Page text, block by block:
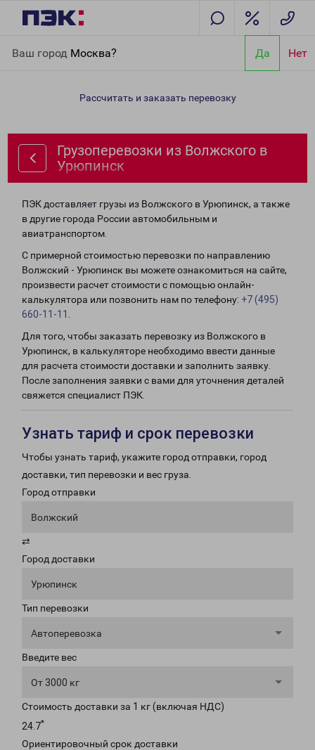
Ваш город Москва? Да Нет
Урюпинск
Рассчитать и заказать перевозку
Грузоперевозки из Волжского в
Урюпинск
ПЭК доставляет грузы из Волжского в Урюпинск, а также
в другие города России автомобильным и
авиатранспортом.
С примерной стоимостью перевозки по направлению
Волжский - Урюпинск вы можете ознакомиться на сайте,
произвести расчет стоимости с помощью онлайн-
калькулятора или позвонить нам по телефону: +7 (495)
660-11-11
Для того, чтобы заказать перевозку из Волжского в
Урюпинск, в калькуляторе необходимо ввести данные
для расчета стоимости доставки и заполнить заявку.
После заполнения заявки с вами для уточнения деталей
свяжется специалист ПЭК.
Узнать тариф и срок перевозки
Чтобы узнать тариф, укажите город отправки, город
доставки, тип перевозки и вес груза.
Город отправки
Волжский
⇄
Город доставки
Урюпинск
Тип перевозки
Автоперевозка
Введите вес
От 3000 кг
Стоимость доставки за 1 кг (включая НДС)
24.7*
Ориентировочный срок доставки